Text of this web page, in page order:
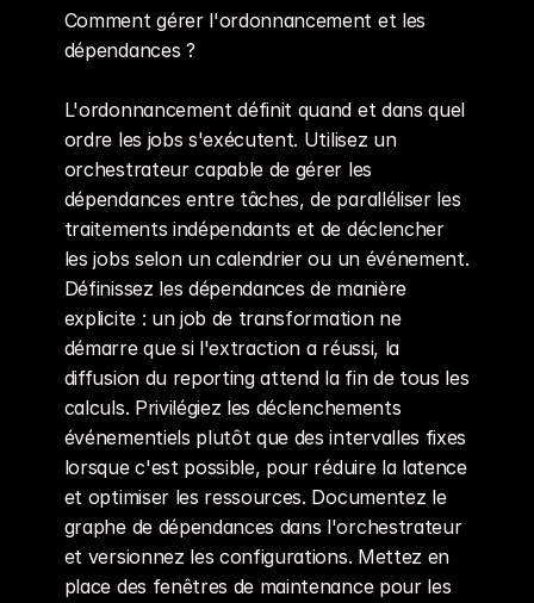
Comment gérer l'ordonnancement et les
dépendances ?
L'ordonnancement définit quand et dans quel
ordre les jobs s'exécutent. Utilisez un
orchestrateur capable de gérer les
dépendances entre tâches, de paralléliser les
traitements indépendants et de déclencher
les jobs selon un calendrier ou un événement.
Définissez les dépendances de manière
explicite : un job de transformation ne
démarre que si l'extraction a réussi, la
diffusion du reporting attend la fin de tous les
calculs. Privilégiez les déclenchements
événementiels plutôt que des intervalles fixes
lorsque c'est possible, pour réduire la latence
et optimiser les ressources. Documentez le
graphe de dépendances dans l'orchestrateur
et versionnez les configurations. Mettez en
place des fenêtres de maintenance pour les